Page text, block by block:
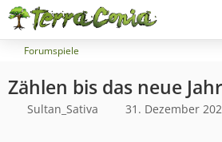
Forumspiele
Zählen bis das neue
Sultan_Sativa 31. Dezember